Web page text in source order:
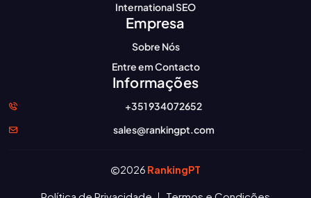
International SEO
Empresa
Sobre Nós
Entre em Contacto
Informações
+351 934072652
sales@rankingpt.com
2026 RankingPT